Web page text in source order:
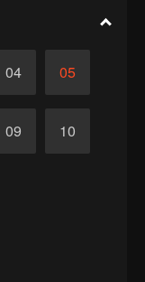
04 05
09 10